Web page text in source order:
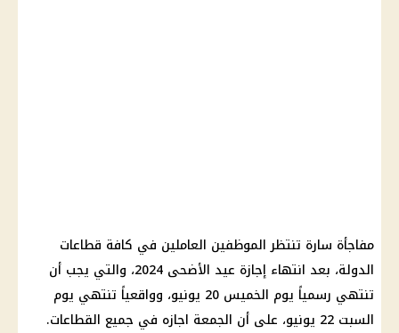
مفاجأة سارة تنتظر الموظفين العاملين في كافة قطاعات
الدولة، بعد انتهاء إجازة عيد الأضحى 2024، والتي يجب أن
تنتهي رسمياً يوم الخميس 20 يونيو، وواقعياً تنتهي يوم
السبت 22 يونيو، على أن الجمعة اجازه في جميع القطاعات.